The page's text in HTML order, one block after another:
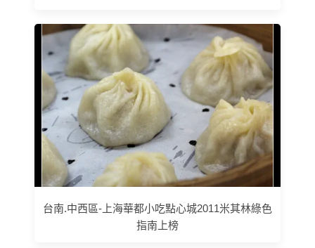
台南.中西區-上海華都小吃點心城2011米其林綠色
指南上榜